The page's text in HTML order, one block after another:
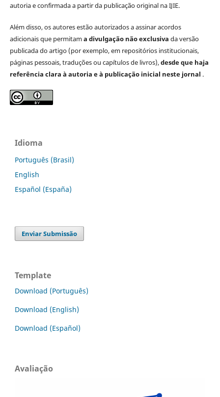
autoria e confirmada a partir da publicação original na IJIE.
Além disso, os autores estão autorizados a assinar acordos
adicionais que permitama divulgação não exclusiva da versão
publicada do artigo (por exemplo, em repositórios institucionais,
páginas pessoais, traduções ou capítulos de livros),desde que haja
referência clara à autoria e à publicação inicial neste jornal .
Idioma
Português (Brasil)
English
Español (España)
Enviar Submissão
Template
Download (Português)
Download (English)
Download (Español)
Avaliação